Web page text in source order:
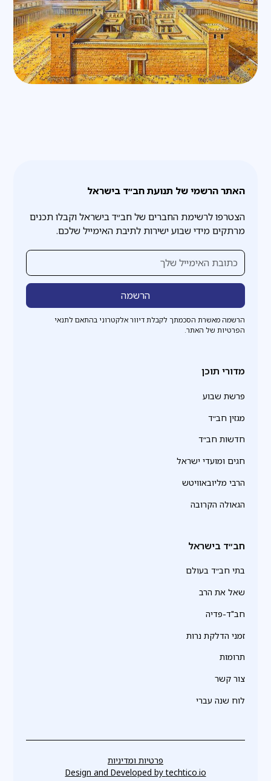
האתר הרשמי של תנועת חב״ד בישראל
הצטרפו לרשימת החברים של חב״ד בישראל וקבלו תכנים
מרתקים מידי שבוע ישירות לתיבת האימייל שלכם.
הרשמה מאשרת הסכמתך לקבלת דיוור אלקטרוני בהתאם לתנאי
הפרטיות של האתר.
מדורי תוכן
פרשת שבוע
מגזין חב״ד
חדשות חב״ד
חגים ומועדי ישראל
הרבי מליובאוויטש
הגאולה הקרובה
חב״ד בישראל
בתי חב״ד בעולם
שאל את הרב
חב"ד-פדיה
זמני הדלקת נרות
תרומות
צור קשר
לוח שנה עברי
פרטיות ומדיניות
Design and Developed bytechtico.io